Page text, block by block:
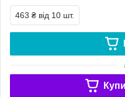
463 ₴ від 10 шт.